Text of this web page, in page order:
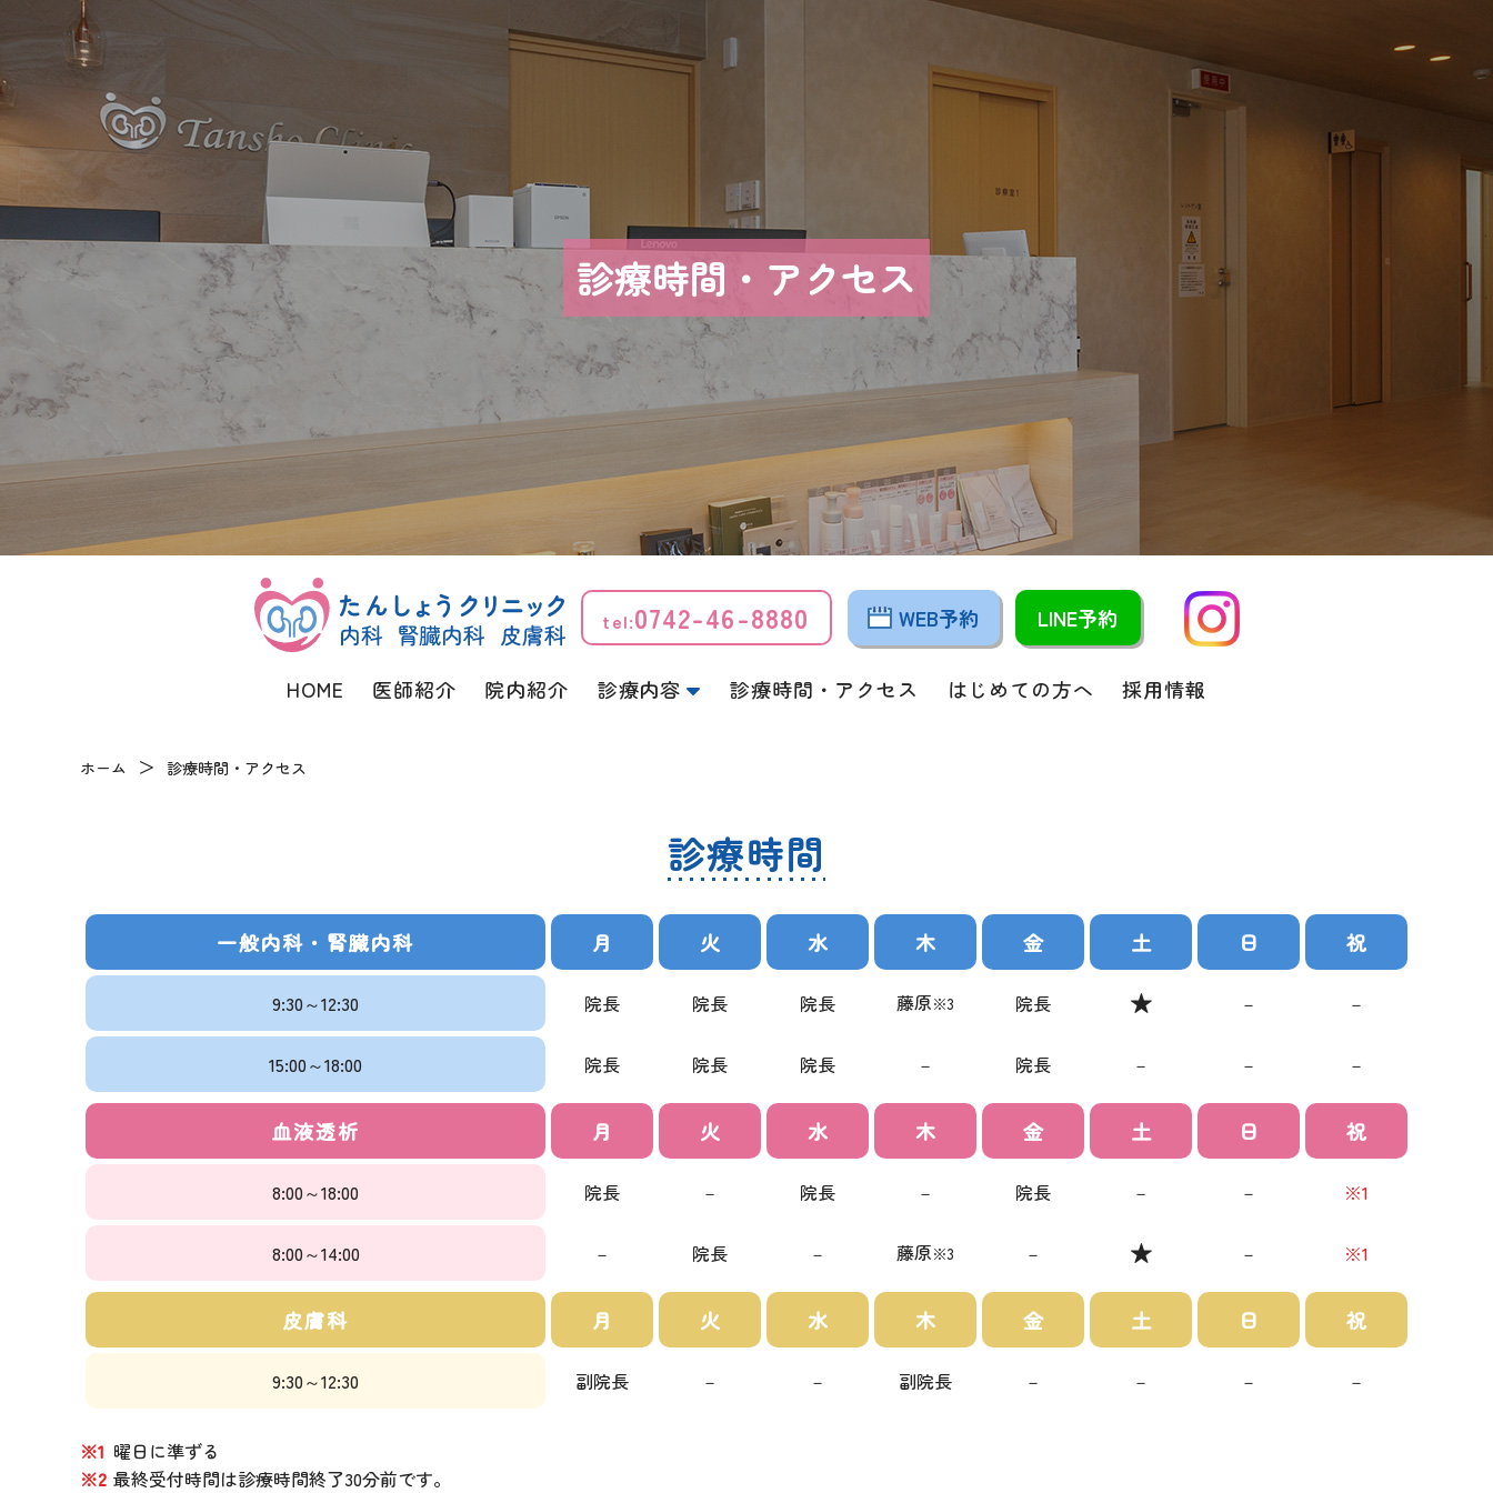
診療時間・アクセス
tel:0742-46-8880 WEB予約 LINE予約
HOME 医師紹介 院内紹介 診療内容 診療時間・アクセス はじめての方へ 採用情報
ホーム 診療時間・アクセス
診療時間
一般内科・ 腎臓内科 月 火 水 木 金 土 日 祝
9:30～12:30 院長 院長 院長 藤原※3 院長 － －
15:00～18:00 院長 院長 院長 － 院長 － － －
血液透析 月 火 水 木 金 土 日 祝
8:00～18:00 院長 － 院長 － 院長 － － ※1
8:00～14:00 － 院長 － 藤原※3 － － ※1
皮膚科 月 火 水 木 金 土 日 祝
9:30～12:30 副院長 － － 副院長 － － － －
※1 曜日に準ずる
※2 最終受付時間は診療時間終了30分前です。